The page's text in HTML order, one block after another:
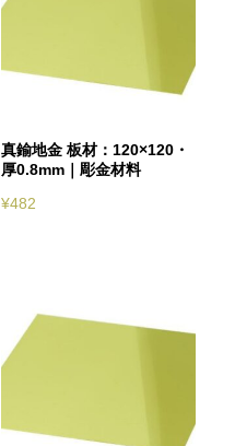
真鍮地金 板材：120×120・
厚0.8mm｜彫金材料
¥482